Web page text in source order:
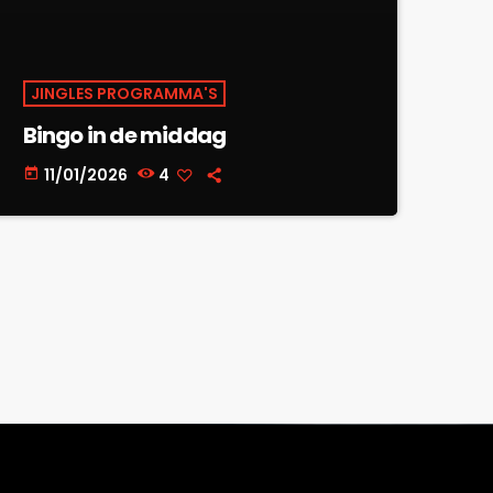
JINGLES PROGRAMMA'S
Bingo in de middag
today 11/01/2026 4